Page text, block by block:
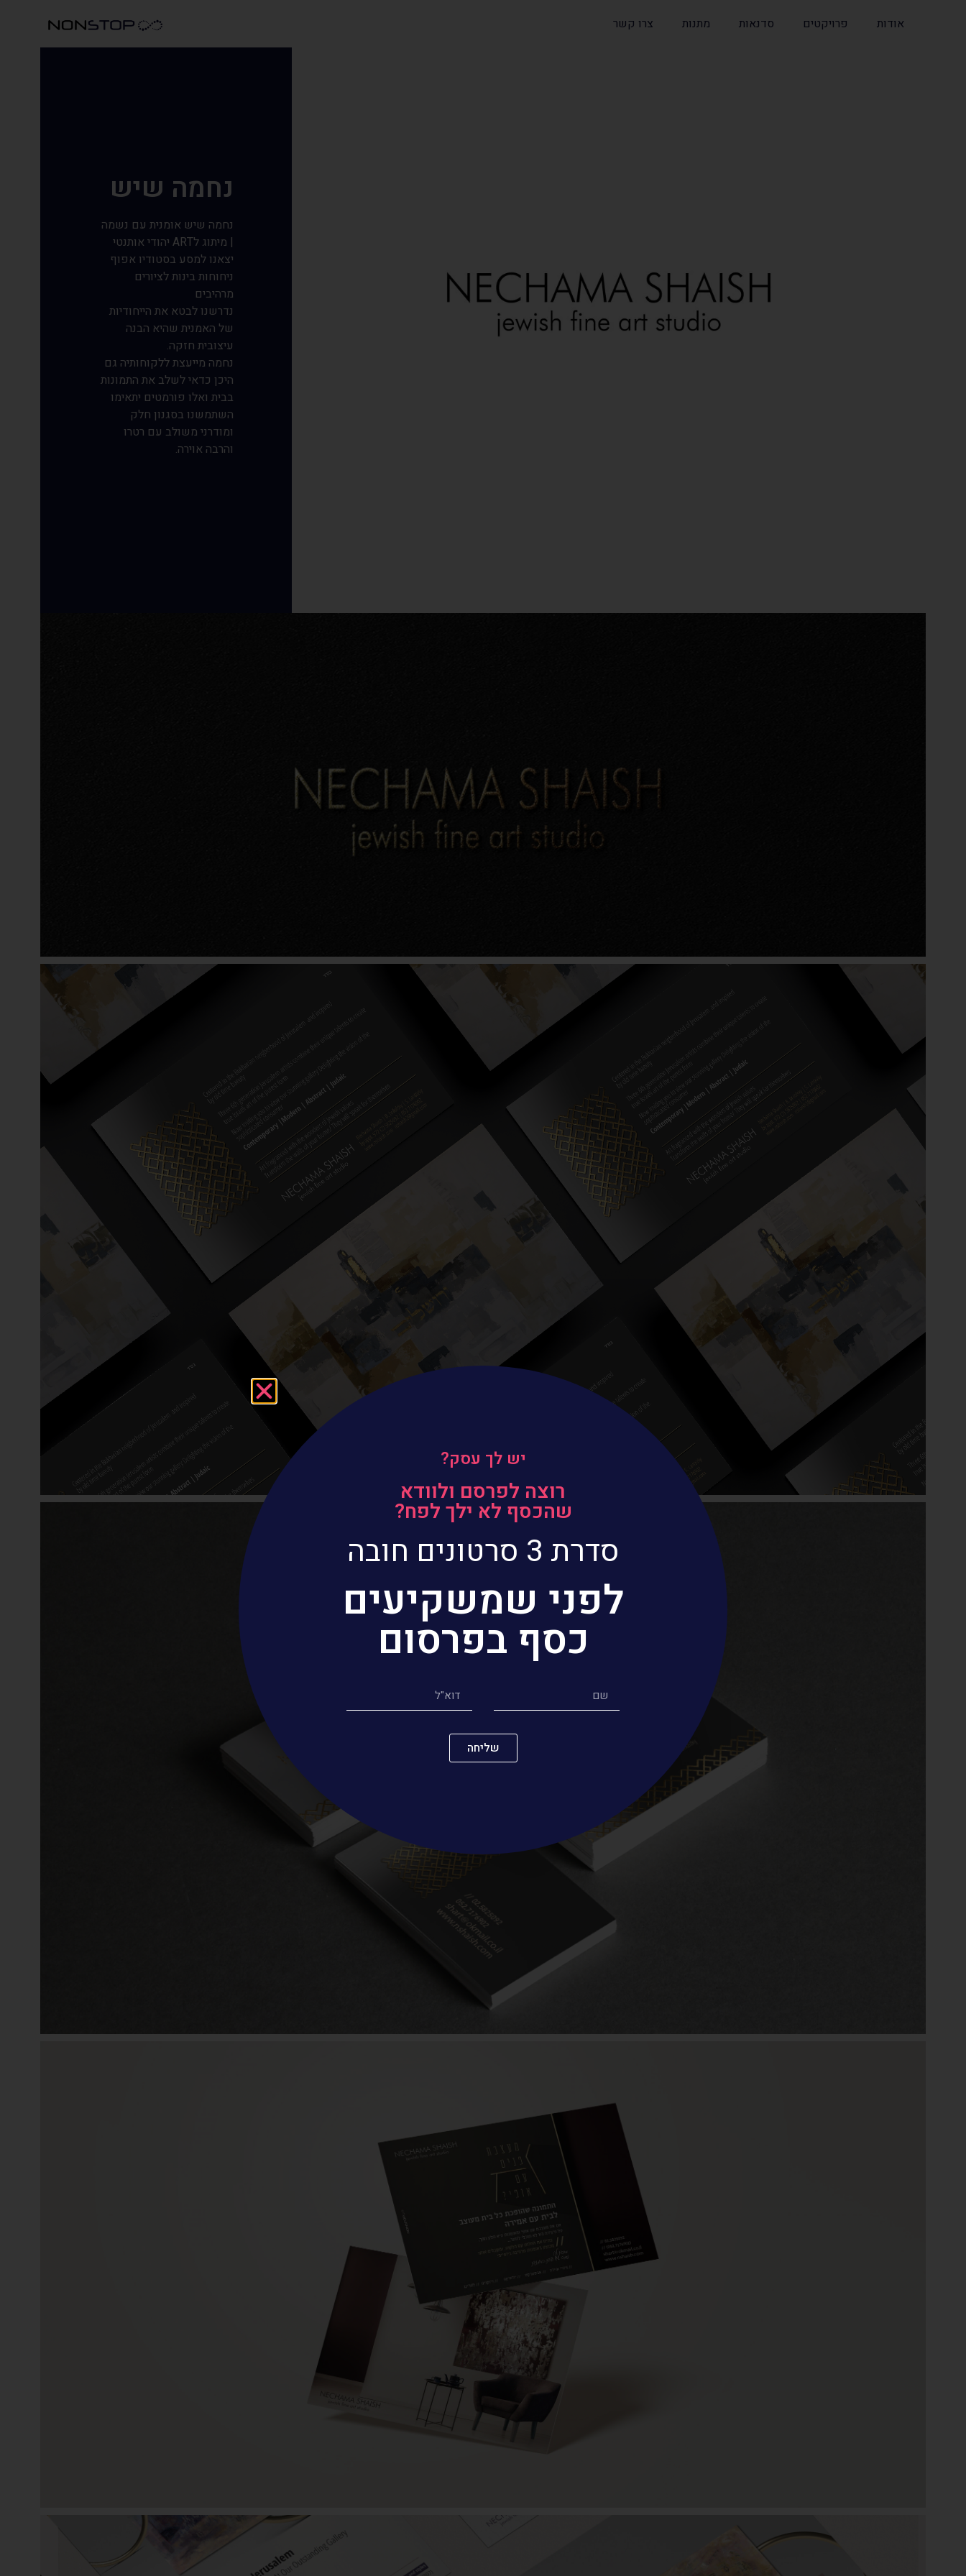
אודות פרויקטים סדנאות מתנות צרו קשר
נחמה שיש
נחמה שיש אומנית עם נשמה
| מיתוג לART יהודי אותנטי
יצאנו למסע בסטודיו אפוף
ניחוחות בינות לציורים
מרהיבים
נדרשנו לבטא את הייחודיות
של האמנית שהיא הבנה
עיצובית חזקה.
נחמה מייעצת ללקוחותיה גם
היכן כדאי לשלב את התמונות
בבית ואלו פורמטים יתאימו
השתמשנו בסגנון חלק
ומודרני משולב עם רטרו
והרבה אוירה.
יש לך עסק?
רוצה לפרסם ולוודא
שהכסף לא ילך לפח?
סדרת 3 סרטונים חובה
לפני שמשקיעים
כסף בפרסום
שליחה